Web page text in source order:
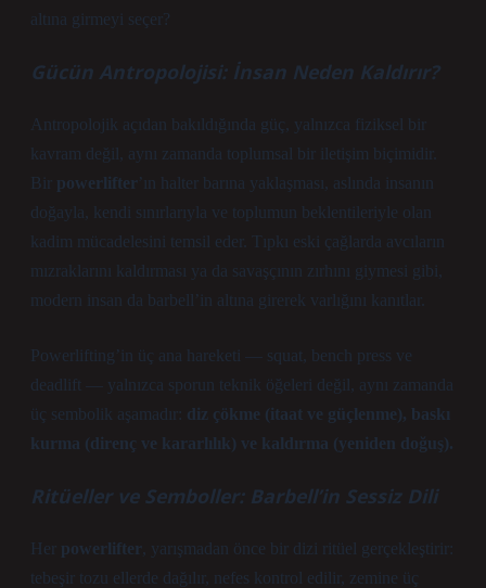
altına girmeyi seçer?
Gücün Antropolojisi: İnsan Neden Kaldırır?
Antropolojik açıdan bakıldığında güç, yalnızca fiziksel bir
kavram değil, aynı zamanda toplumsal bir iletişim biçimidir.
Bir powerlifter ’ın halter barına yaklaşması, aslında insanın
doğayla, kendi sınırlarıyla ve toplumun beklentileriyle olan
kadim mücadelesini temsil eder. Tıpkı eski çağlarda avcıların
mızraklarını kaldırması ya da savaşçının zırhını giymesi gibi,
modern insan da barbell’in altına girerek varlığını kanıtlar.
Powerlifting’in üç ana hareketi — squat, bench press ve
deadlift — yalnızca sporun teknik öğeleri değil, aynı zamanda
üç sembolik aşamadır: diz çökme (itaat ve güçlenme), baskı
kurma (direnç ve kararlılık) ve kaldırma (yeniden doğuş).
Ritüeller ve Semboller: Barbell’in Sessiz Dili
Her powerlifter, yarışmadan önce bir dizi ritüel gerçekleştirir:
tebeşir tozu ellerde dağılır, nefes kontrol edilir, zemine üç